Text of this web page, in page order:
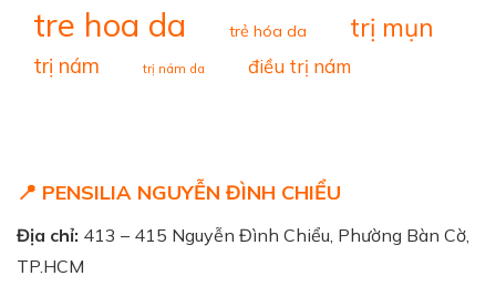
tre hoa da trẻ hóa da trị mụn
trị nám trị nám da điều trị nám
📍 PENSILIA NGUYỄN ĐÌNH CHIỂU
Địa chỉ: 413 – 415 Nguyễn Đình Chiểu, Phường Bàn Cờ,
TP.HCM